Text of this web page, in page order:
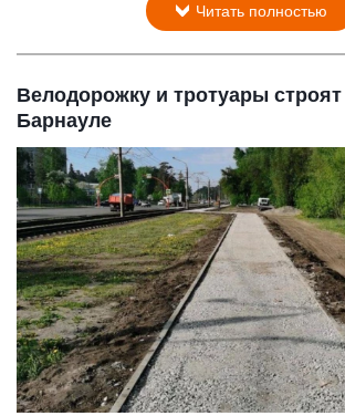
Читать полностью
Велодорожку и тротуары
Барнауле